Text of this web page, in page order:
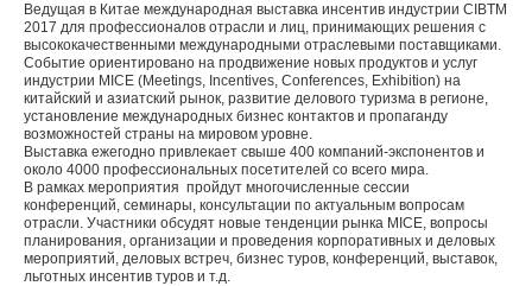
Ведущая в Китае международная выставка инсентив индустрии CIBTM
2017 для профессионалов отрасли и лиц, принимающих решения с
высококачественными международными отраслевыми поставщиками.
Событие ориентировано на продвижение новых продуктов и услуг
индустрии MICE (Meetings, Incentives, Conferences, Exhibition) на
китайский и азиатский рынок, развитие делового туризма в регионе,
установление международных бизнес контактов и пропаганду
возможностей страны на мировом уровне.
Выставка ежегодно привлекает свыше 400 компаний-экспонентов и
около 4000 профессиональных посетителей со всего мира.
В рамках мероприятия пройдут многочисленные сессии
конференций, семинары, консультации по актуальным вопросам
отрасли. Участники обсудят новые тенденции рынка MICE, вопросы
планирования, организации и проведения корпоративных и деловых
мероприятий, деловых встреч, бизнес туров, конференций, выставок,
льготных инсентив туров и т.д.